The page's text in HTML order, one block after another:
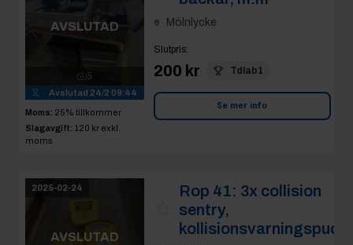
AVSLUTAD
5
Avslutad 24/2 09:44
Moms: 25% tillkommer
Slagavgift: 120 kr exkl.
moms
Mölnlycke
Slutpris:
200 kr Tdlab1
Se mer info
2025-02-24
AVSLUTAD
Rop 41: 3x collision
sentry,